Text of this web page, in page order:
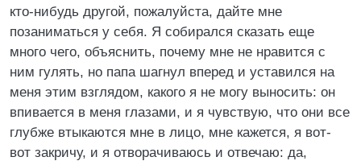
кто-нибудь другой, пожалуйста, дайте мне
позаниматься у себя. Я собирался сказать еще
много чего, объяснить, почему мне не нравится с
ним гулять, но папа шагнул вперед и уставился на
меня этим взглядом, какого я не могу выносить: он
впивается в меня глазами, и я чувствую, что они все
глубже втыкаются мне в лицо, мне кажется, я вот-
вот закричу, и я отворачиваюсь и отвечаю: да,